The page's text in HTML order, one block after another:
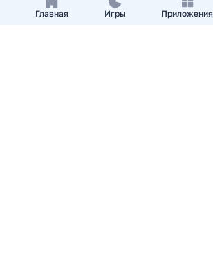
Главная Игры Приложения